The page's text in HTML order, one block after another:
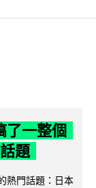
了一整個
題
熱門話題：日本